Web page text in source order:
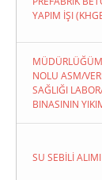
YAPIM İŞI
NOLU ASM/
SAĞLIĞI
BINASININ
SU SEBİLİ